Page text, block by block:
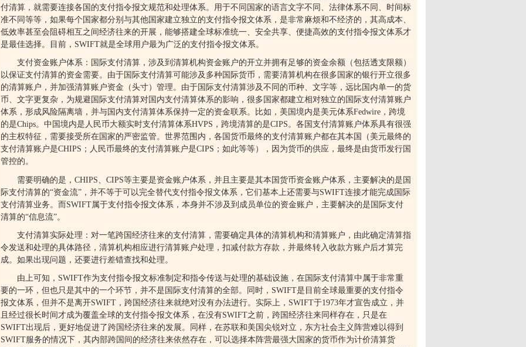
付清算，就需要连接各国的支付指令报文规范和处理体系。用于不同国家的语言文字不同、法律体系不同、时间标
准不同等等，如果每个国家都分别与其他国家建立独立的支付指令报文体系，是非常麻烦和不经济的，其高成本、
低效率甚至会阻碍相互之间经济往来的开展，能够搭建全球标准统一、安全共享、便捷高效的支付指令报文体系才
是最佳选择。目前， SWIFT就是全球用户最为广泛的支付指令报文体系。
支付资金账户体系：国际支付清算，涉及到清算机构资金账户的开立并拥有足够的资金余额（包括透支限额）
以保证支付清算的资金需要。由于国际支付清算可能涉及多种国际货币，需要清算机构在很多国家的银行开立很多
的清算账户，并加强清算账户资金（头寸）管理。由于国际支付清算涉及不同的币种、文字等，远比国内单一的货
币、文字更复杂，为规避国际支付清算对国内支付清算体系的影响，很多国家都建立相对独立的国际支付清算账户
体系，形成风险隔离墙，并与国内支付清算体系保持一定的资金联系。比如，美国境内是美元体系Fedwire ，跨境
的是Chips。中国境内是人民币大额实时支付清算体系HVPS ，跨境清算的是CIPS。各国支付清算账户体系具有很强
的主权特征，需要接受所在国家的严密监管。世界范围内，各国货币最终的支付清算账户都在其本国（美元最终的
支付清算账户是CHIPS ；人民币最终的支付清算账户是CIPS ；如此等等），因为货币的供应，最终是由货币发行国
管控的。
需要明确的是， CHIPS CIPS等主要是资金账户体系，并且主要是其本国货币资金账户体系，主要解决的是国
际支付清算的“资金流”，并不等于可以完全替代支付指令报文体系，它们基本上还需要与SWIFT连接才能完成国际
支付清算业务。而SWIFT属于支付指令报文体系，本身并不涉及到成员单位的资金账户，主要解决的是国际支付
清算的“信息流”。
支付清算实际处理：对一笔跨国经济往来的支付清算，需要确定具体的清算机构和清算账户，由此确定清算指
令发送和处理的具体路径，清算机构相应进行清算账户处理，扣减付款方存款，并最终转入收款方账户后才算完
成。如果出现问题，还要进行差错查找和处理。
由上可知， SWIFT作为支付指令报文标准制定和指令传送与处理的基础设施，在国际支付清算中属于非常重
要的一环，但也只是其中的一个环节，并不是国际支付清算的全部。同时， SWIFT是目前全球最重要的支付指令
报文体系，但并不是离开SWIFT ，跨国经济往来就绝对没有办法进行。实际上， SWIFT于1973年才宣告成立，并
且经过很长时间才成为覆盖全球的支付指令报文体系，在没有SWIFT之前，跨国经济往来同样存在，只是在
SWIFT出现后，更好地促进了跨国经济往来的发展。同样，在苏联和美国尖锐对立，东方社会主义阵营难以得到
SWIFT服务的情况下，其内部跨国间的经济往来依然存在，可以选择本阵营最强大国家的货币作为计价清算货